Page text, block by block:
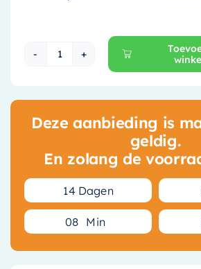
Hotbath Cobber
Deze aanbieding is
geldig.
En zolang de
14 Dagen
08 Min